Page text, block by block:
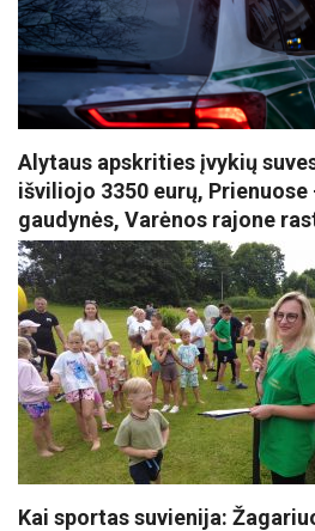
Alytaus apskrities įvykių
išviliojo 3350 eurų,
gaudynės, Varėnos rajone
Kai sportas suvienija: